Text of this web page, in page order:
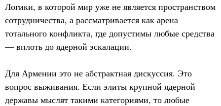
Логики, в которой мир уже не является пространством
сотрудничества, а рассматривается как арена
тотального конфликта, где допустимы любые средства
— вплоть до ядерной эскалации.
Для Армении это не абстрактная дискуссия. Это
вопрос выживания. Если элиты крупной ядерной
державы мыслят такими категориями, то любые